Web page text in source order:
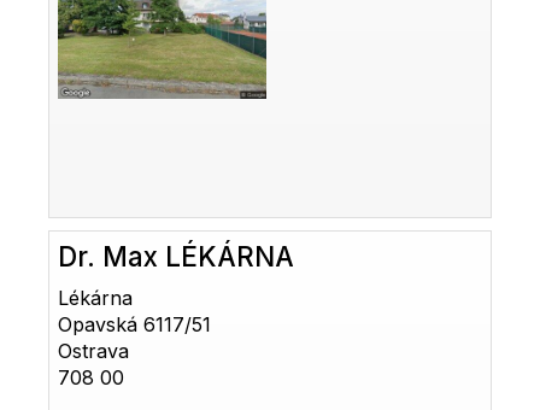
Dr. Max LÉKÁRNA
Lékárna
Opavská 6117/51
Ostrava
708 00